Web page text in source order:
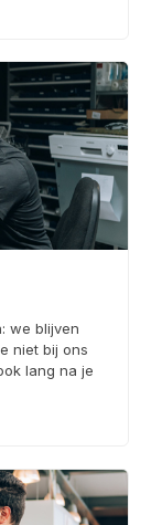
we blijven
niet bij ons
lang na je